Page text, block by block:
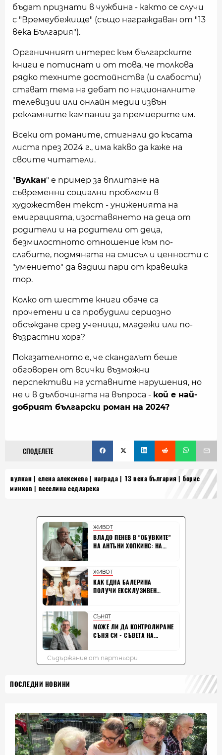
бъдат признати в чужбина - както се случи
с "Времеубежище" (също награждаван от "13
века България").
Органичният интерес към българските
книги е потиснат и от това, че толкова
рядко техните достойнства (и слабости)
стават тема на дебат по националните
телевизии или онлайн медии извън
рекламните кампании за премиерите им.
Всеки от романите, стигнали до късата
листа през 2024 г., има какво да каже на
своите читатели.
"Вулкан" е пример за вплитане на
съвременни социални проблеми в
художествен текст - униженията на
емиграцията, изоставянето на деца от
родители и на родители от деца,
безмилостното отношение към по-
слабите, подмяната на смисъл и ценности с
"умението" да вадиш пари от кравешка
тор.
Колко от шестте книги обаче са
прочетени и са пробудили сериозно
обсъждане сред ученици, младежи или по-
възрастни хора?
Показателното е, че скандалът беше
обговорен от всички възможни
перспективи на уставните нарушения, но
не и в дълбочината на въпроса - кой е най-
добрият български роман на 2024?
СПОДЕЛЕТЕ
вулкан елена алексиева награда 13 века българия
борис
минков
веселина седларска
ПОСЛЕДНИ НОВИНИ